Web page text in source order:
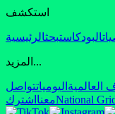
استكشف
البودكاستبحثالرئيسية
المزيد...
العالمية اليومياتتواصل
معنا اشترك National